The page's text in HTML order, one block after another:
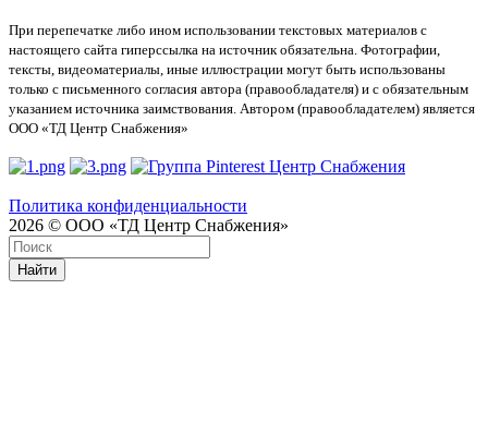
При перепечатке либо ином использовании текстовых материалов с
настоящего сайта гиперссылка на источник обязательна. Фотографии,
тексты, видеоматериалы, иные иллюстрации могут быть использованы
только с письменного согласия автора (правообладателя) и с обязательным
указанием источника заимствования. Автором (правообладателем) является
ООО «ТД Центр Снабжения»
Политика конфиденциальности
2026 © ООО «ТД Центр Снабжения»
Найти